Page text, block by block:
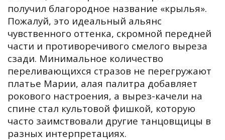
получил благородное название «крылья»‎.
Пожалуй, это идеальный альянс
чувственного оттенка, скромной передней
части и противоречивого смелого выреза
сзади. Минимальное количество
переливающихся стразов не перегружают
платье Марии, алая палитра добавляет
рокового настроения, а вырез-качели на
спине стал культовой фишкой, которую
часто заимствовали другие танцовщицы в
разных интерпретациях.